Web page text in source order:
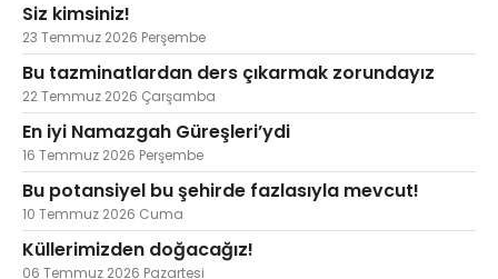
Siz kimsiniz!
23 Temmuz 2026 Perşembe
Bu tazminatlardan ders çıkarmak zorundayız
22 Temmuz 2026 Çarşamba
En iyi Namazgah Güreşleri’ydi
16 Temmuz 2026 Perşembe
Bu potansiyel bu şehirde fazlasıyla mevcut!
10 Temmuz 2026 Cuma
Küllerimizden doğacağız!
06 Temmuz 2026 Pazartesi